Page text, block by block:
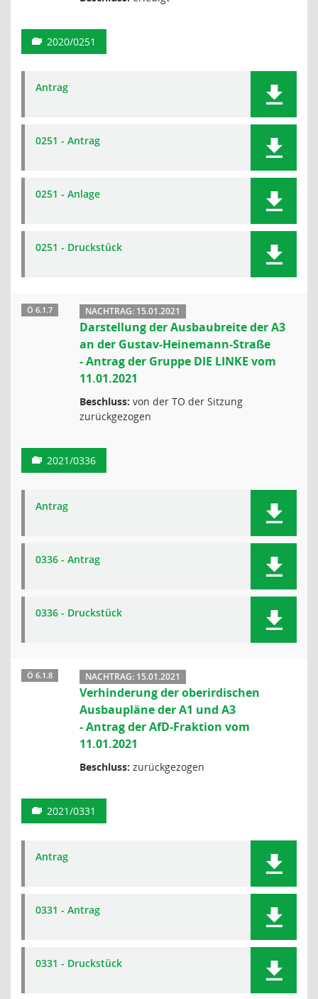
2020/0251
Antrag
0251 - Antrag
0251 - Anlage
0251 - Druckstück
Ö 6.1.7 NACHTRAG: 15.01.2021
Darstellung der Ausbaubreite der A3
an der Gustav-Heinemann-Straße
- Antrag der Gruppe DIE LINKE vom
11.01.2021
Beschluss: von der TO der Sitzung
zurückgezogen
2021/0336
Antrag
0336 - Antrag
0336 - Druckstück
Ö 6.1.8 NACHTRAG: 15.01.2021
Verhinderung der oberirdischen
Ausbaupläne der A1 und A3
- Antrag der AfD-Fraktion vom
11.01.2021
Beschluss: zurückgezogen
2021/0331
Antrag
0331 - Antrag
0331 - Druckstück